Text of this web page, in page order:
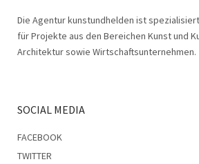
Die Agentur kunstundhelden ist
für Projekte aus den Bereichen Kunst und
Architektur sowie Wirtschaftsunternehmen.
SOCIAL MEDIA
FACEBOOK
TWITTER